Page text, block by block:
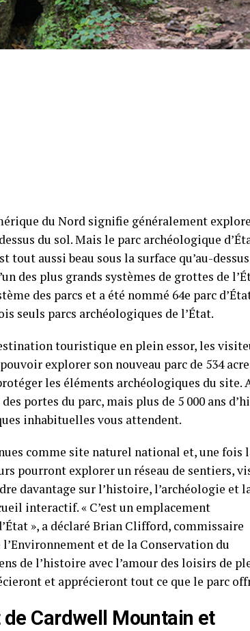
du Nord signifie généralement
du sol. Mais le parc archéologique
tout aussi beau sous la surface qu’au-
des plus grands systèmes de grottes de
des parcs et a été nommé 64e parc
seuls parcs archéologiques de l’État.
touristique en plein essor, les
explorer son nouveau parc de 534
les éléments archéologiques du site.
portes du parc, mais plus de 5 000 ans
inhabituelles vous attendent.
comme site naturel national et, une fois
pourront explorer un réseau de sentiers,
davantage sur l’histoire, l’archéologie et
interactif. « C’est un emplacement
», a déclaré Brian Clifford, commissaire
et de la Conservation du
de l’histoire avec l’amour des loisirs de
et apprécieront tout ce que le parc
de Cardwell Mountain et